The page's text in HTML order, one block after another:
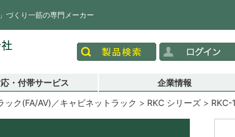
づくり一筋の専門メーカー
・付帯サービス 企業情報
ック(FA/AV)／キャビネットラック RKC シリーズ